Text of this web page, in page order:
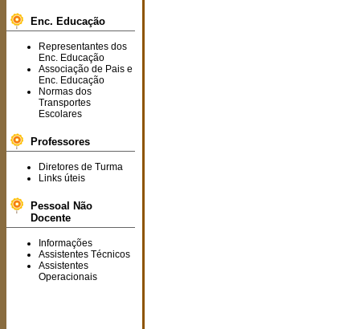
Enc. Educação
Representantes dos
Enc. Educação
Associação de Pais e
Enc. Educação
Normas dos
Transportes
Escolares
Professores
Diretores de Turma
Links úteis
Pessoal Não
Docente
Informações
Assistentes Técnicos
Assistentes
Operacionais